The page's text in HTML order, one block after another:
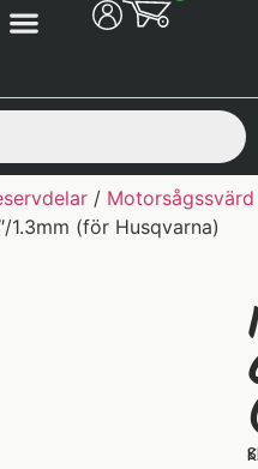
/ Motorsågssvärd
1.3mm (för Husqvarna)